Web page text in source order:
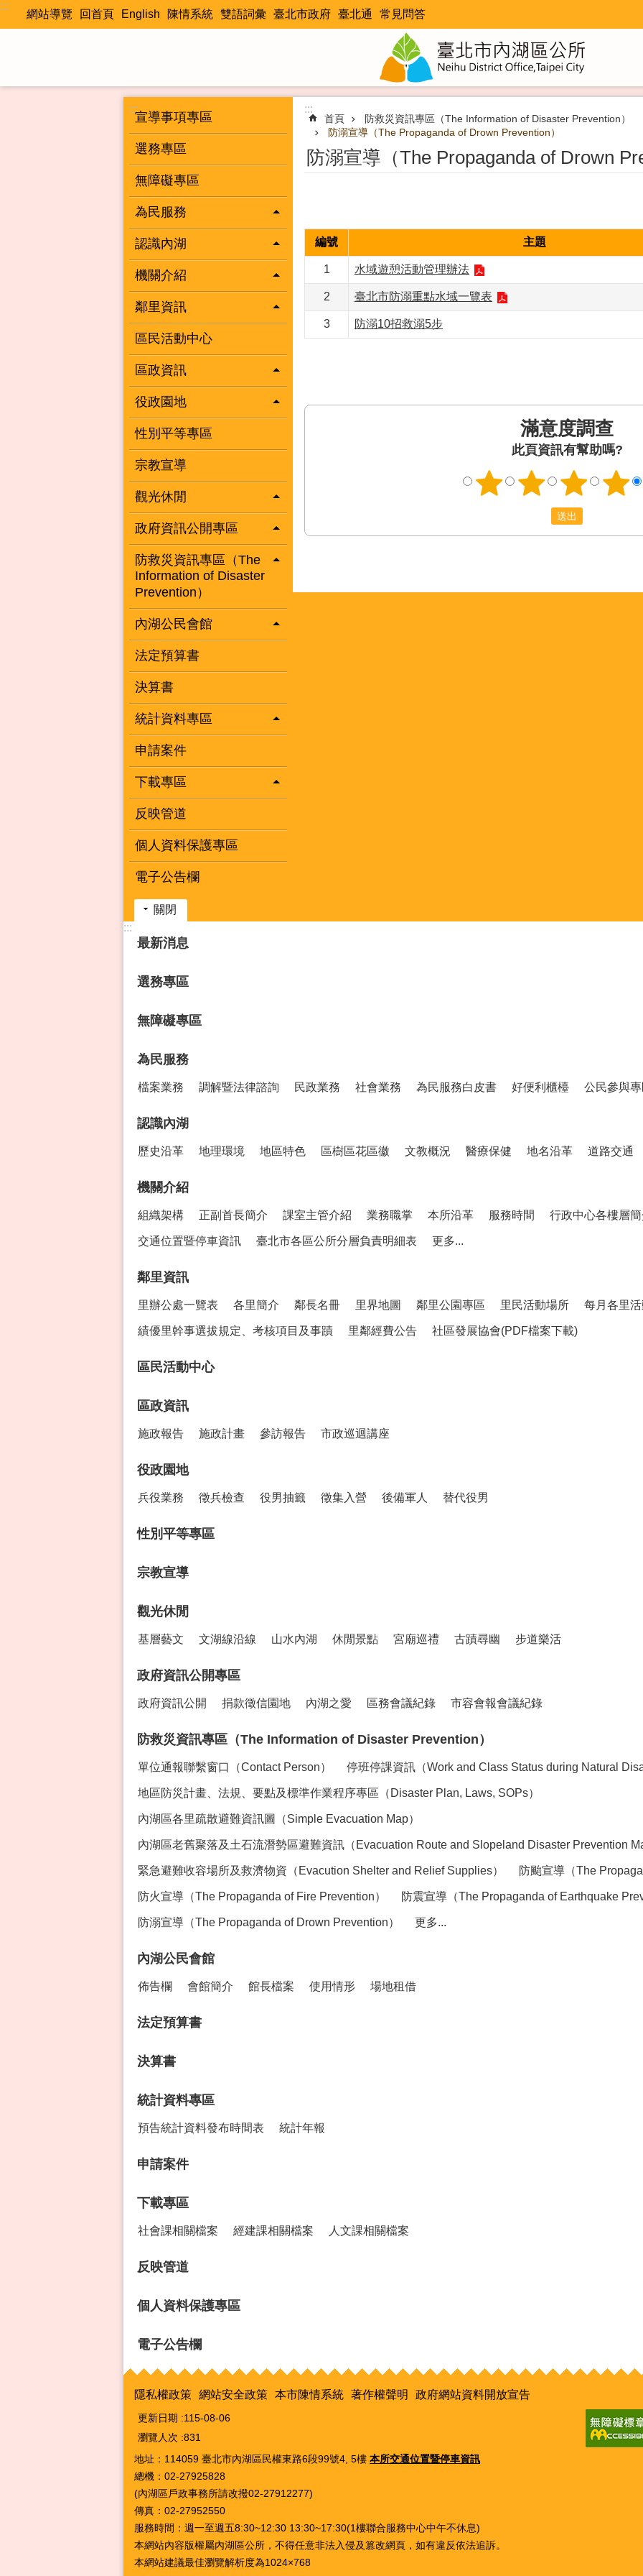
跳到主要內容區塊
:::
網站導覽 回首頁 English 陳情系統 雙語詞彙 臺北市政府 臺北通 常見問答
:::
宣導事項專區
選務專區
無障礙專區
為民服務
認識內湖
機關介紹
鄰里資訊
區民活動中心
區政資訊
役政園地
性別平等專區
宗教宣導
觀光休閒
政府資訊公開專區
防救災資訊專區（The
Information of Disaster
Prevention）
內湖公民會館
法定預算書
決算書
統計資料專區
申請案件
下載專區
反映管道
個人資料保護專區
電子公告欄
:::
首頁
防救災資訊專區（The Information of Disaster Prevention）
防溺宣導（The Propaganda of Drown Prevention）
防溺宣導（The Propaganda of Drown
編號 主題
1 水域遊憩活動管理辦法
2 臺北市防溺重點水域一覽表
3 防溺10招救溺5步
滿意度調查
此頁資訊有幫助嗎?
關閉
:::
最新消息
選務專區
無障礙專區
為民服務
檔案業務 調解暨法律諮詢 民政業務 社會業務 為民服務白皮書 好便利櫃檯 公民參與
認識內湖
歷史沿革 地理環境 地區特色 區樹區花區徽 文教概況 醫療保健 地名沿革 道路交通
機關介紹
組織架構 正副首長簡介 課室主管介紹 業務職掌 本所沿革 服務時間 行政中心各樓層
交通位置暨停車資訊 臺北市各區公所分層負責明細表 更多...
鄰里資訊
里辦公處一覽表 各里簡介 鄰長名冊 里界地圖 鄰里公園專區 里民活動場所 每月各里
績優里幹事選拔規定、考核項目及事蹟 里鄰經費公告 社區發展協會(PDF檔案下載)
區民活動中心
區政資訊
施政報告 施政計畫 參訪報告 市政巡迴講座
役政園地
兵役業務 徵兵檢查 役男抽籤 徵集入營 後備軍人 替代役男
性別平等專區
宗教宣導
觀光休閒
基層藝文 文湖線沿線 山水內湖 休閒景點 宮廟巡禮 古蹟尋幽 步道樂活
政府資訊公開專區
政府資訊公開 捐款徵信園地 內湖之愛 區務會議紀錄 市容會報會議紀錄
防救災資訊專區（The Information of Disaster Prevention）
單位通報聯繫窗口（Contact Person） 停班停課資訊（Work and Class Status during Natural
地區防災計畫、法規、要點及標準作業程序專區（Disaster Plan, Laws, SOPs）
內湖區各里疏散避難資訊圖（Simple Evacuation Map）
內湖區老舊聚落及土石流潛勢區避難資訊（Evacuation Route and Slopeland Disaster Prevention
緊急避難收容場所及救濟物資（Evacution Shelter and Relief Supplies） 防颱宣導（The
防火宣導（The Propaganda of Fire Prevention） 防震宣導（The Propaganda of Earthquake
防溺宣導（The Propaganda of Drown Prevention） 更多...
內湖公民會館
佈告欄 會館簡介 館長檔案 使用情形 場地租借
法定預算書
決算書
統計資料專區
預告統計資料發布時間表 統計年報
申請案件
下載專區
社會課相關檔案 經建課相關檔案 人文課相關檔案
反映管道
個人資料保護專區
電子公告欄
隱私權政策 網站安全政策 本市陳情系統 著作權聲明 政府網站資料開放宣告
更新日期
115-08-06
瀏覽人次 831
地址：114059 臺北市內湖區民權東路6段99號4, 5樓 本所交通位置暨停車資訊
總機：02-27925828
(內湖區戶政事務所請改撥02-27912277)
傳真：02-27952550
服務時間：週一至週五8:30~12:30 13:30~17:30(1樓聯合服務中心中午不休息)
本網站內容版權屬內湖區公所，不得任意非法入侵及篡改網頁，如有違反依法追訴。
本網站建議最佳瀏覽解析度為1024×768